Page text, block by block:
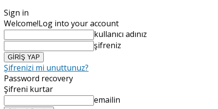
Sign in
Welcome!Log into your account
kullanıcı adınız
şifreniz
Şifrenizi mi unuttunuz?
Password recovery
Şifreni kurtar
emailin